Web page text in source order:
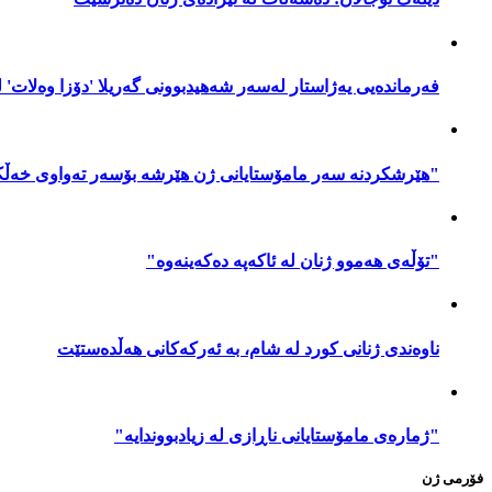
فەرماندەیی یەژاستار لەسەر شەهیدبوونی گەریلا 'دۆزا وەلات'
"هێرشکردنە سەر مامۆستایانی ژن هێرشە بۆسەر تەواوی
"تۆڵەی هەموو ژنان لە ئاکەپە دەکەینەوە"
ناوەندی ژنانی کورد لە شام، بە ئەرکەکانی هەڵدەستێت
"ژمارەی مامۆستایانی ناڕازی لە زیادبووندایە"
فۆرمی ژن